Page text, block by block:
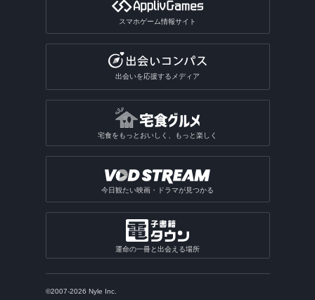
スマホゲーム情報サイト
出会いを応援するメディア
宅食をもっとおいしく、もっと楽しく
今日観たい映画・ドラマが見つかる
運命の一冊と出会える場所
©2007-2026 Nyle Inc.